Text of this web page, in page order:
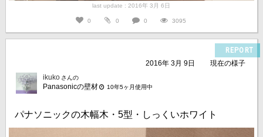
last update : 2016年 3月 6日
0 0 0 3095
REPORT
2016年 3月 9日
現在の様子
ikuko さんの
Panasonicの壁材 10年5ヶ月使用中
パナソニックの木幅木・5型・しっくいホワイト